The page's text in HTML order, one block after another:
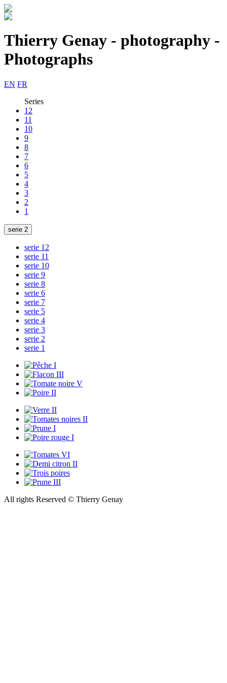
Thierry Genay - photography -
Photographs
EN FR
Series
12
11
10
9
8
7
6
5
4
3
2
1
serie 2
serie 12
serie 11
serie 10
serie 9
serie 8
serie 6
serie 7
serie 5
serie 4
serie 3
serie 2
serie 1
All rights Reserved © Thierry Genay